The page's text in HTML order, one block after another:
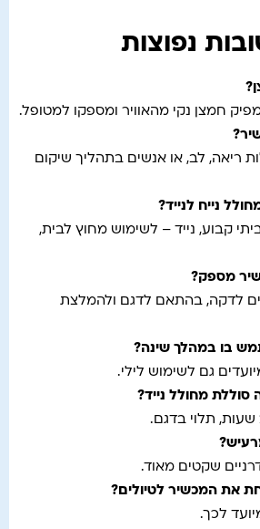
נפוצות
?
חמצן נקי מהאוויר ומספקו למטופל.
ריאה, לב, או אנשים בתהליך שיקום
נייח לנייד?
קבוע, נייד – לשימוש מחוץ לבית,
מספק?
10 ליטרים לדקה, בהתאם לדגם ולהמלצת
בו במהלך שינה?
גם לשימוש לילי.
סוללת מחולל נייד?
?
שקטים מאוד.
את המכשיר לטיולים?
לכך.